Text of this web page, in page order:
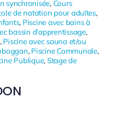
synchronisée, Cours
de natation pour adultes,
, Piscine avec bains à
bassin d'apprentissage,
, Piscine avec sauna et/ou
, Piscine Communale,
Publique, Stage de